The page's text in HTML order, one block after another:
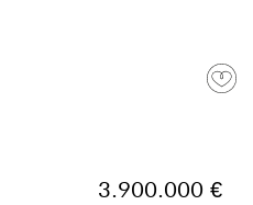
3.900.000 €